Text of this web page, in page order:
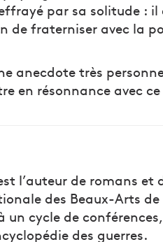
par sa solitude :
de fraterniser avec la
anecdote très
en résonnance avec ce
l’auteur de romans et
des Beaux-Arts de
un cycle de
des guerres.